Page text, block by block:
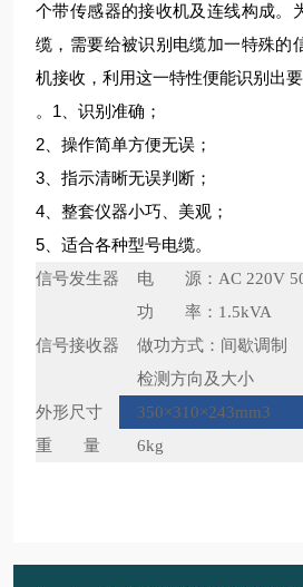
个带传感器的接收机及连线构成。
缆，需要给被识别电缆加一特殊的
机接收，利用这一特性便能识别出
。1、识别准确；
2、操作简单方便无误；
3、指示清晰无误判断；
4、整套仪器小巧、美观；
5、适合各种型号电缆。
信号发生器 电 源：AC 220V
信号接收器
功 率：1.5kVA
做功方式：间歇调制
检测方向及大小
外形尺寸
350×310×243mm3
重 量
6kg